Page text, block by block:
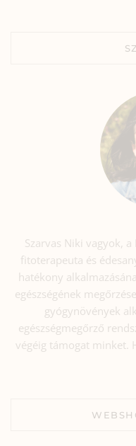
Szarvas Niki vagyok,
fitoterapeuta és
hatékony
egészségének
gyógynövények
egészségmegőrző
végéig támogat minket.